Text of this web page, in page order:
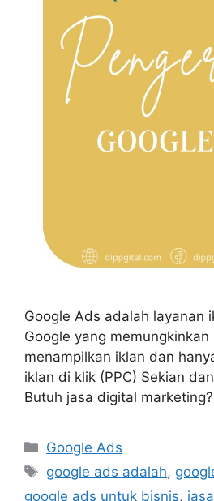
Google Ads adalah layanan
Google yang memungkinkan
menampilkan iklan dan
iklan di klik (PPC) Sekian
Butuh jasa digital
Google Ads
google ads adalah,
google ads untuk bisnis,